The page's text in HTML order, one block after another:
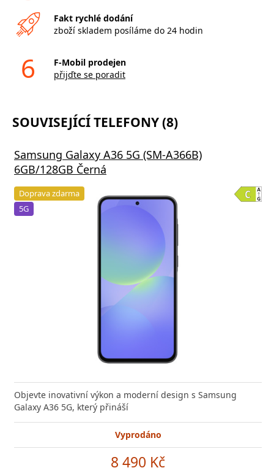
Fakt rychlé dodání
zboží skladem posíláme do 24 hodin
6
F-Mobil prodejen
přijďte se poradit
SOUVISEJÍCÍ TELEFONY (8)
Samsung Galaxy A36 5G (SM-A366B)
6GB/128GB Černá
Doprava zdarma
5G
Objevte inovativní výkon a moderní design s Samsung
Galaxy A36 5G, který přináší
Vyprodáno
8 490 Kč